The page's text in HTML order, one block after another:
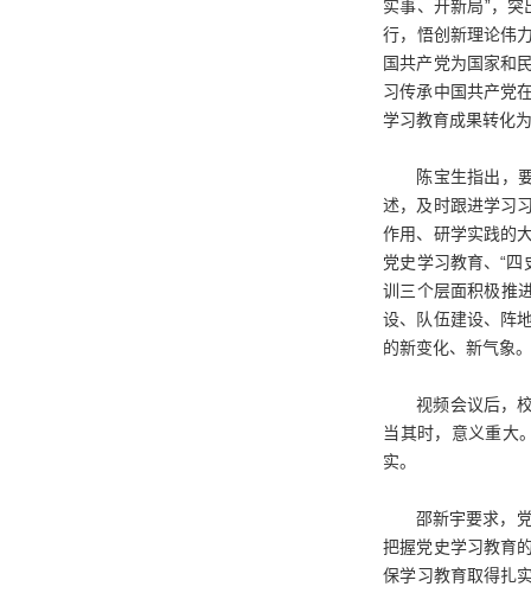
实事、开新局”，
行，悟创新理论伟
国共产党为国家和
习传承中国共产党
学习教育成果转化
陈宝生指出，
述，及时跟进学习
作用、研学实践的
党史学习教育、“
训三个层面积极推
设、队伍建设、阵
的新变化、新气象
视频会议后，
当其时，意义重大
实。
邵新宇要求，
把握党史学习教育
保学习教育取得扎